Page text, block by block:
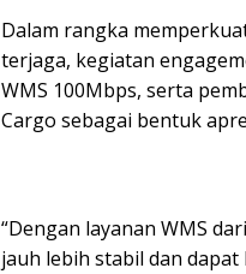
Dalam rangka
terjaga, kegiatan
WMS 100Mbps, serta
Cargo sebagai bentuk
“Dengan layanan WMS
jauh lebih stabil dan